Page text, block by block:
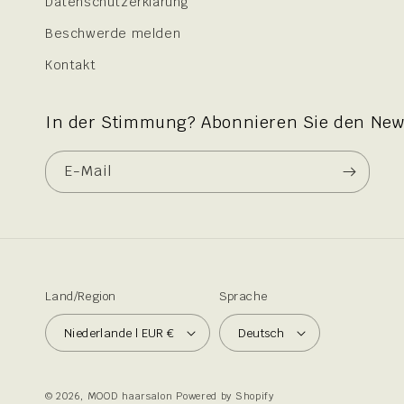
Beschwerde melden
Kontakt
In der Stimmung? Abonnieren Sie den
E-Mail
Land/Region
Niederlande | EUR €
Sprache
Deutsch
© 2026, MOOD haarsalon Powered by Shopify